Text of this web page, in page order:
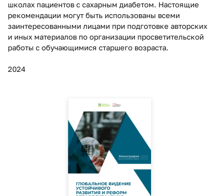
школах пациентов с сахарным диабетом. Настоящие
рекомендации могут быть использованы всеми
заинтересованными лицами при подготовке авторских
и иных материалов по организации просветительской
работы с обучающимися старшего возраста.
2024